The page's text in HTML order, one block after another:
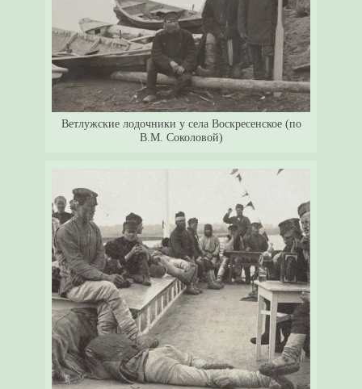
Ветлужские лодочники у села Воскресенское (по
В.М. Соколовой)